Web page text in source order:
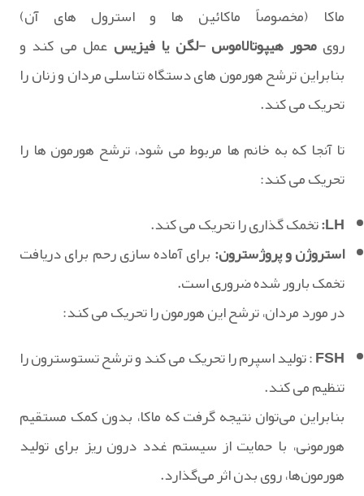
ماکا (مخصوصاً ماکائین ها و استرول های آن)
رویمحور هیپوتالاموس-لگنیافیزیس عمل می کند و
بنابراین ترشح هورمون های دستگاه تناسلی مردان و زنان را
تحریک می کند.
تا آنجا که به خانم ها مربوط می شود، ترشح هورمون ها را
تحریک می کند:
LH: تخمک گذاری را تحریک می کند.
استروژن و پروژسترون:برای آماده سازی رحم برای دریافت
تخمک بارور شده ضروری است.
در مورد مردان، ترشح این هورمون را تحریک می کند:
FSH: تولید اسپرم را تحریک می کند و ترشح تستوسترون را
تنظیم می کند.
بنابراین می‌توان نتیجه گرفت که ماکا، بدون کمک مستقیم
هورمونی، با حمایت از سیستم غدد درون ریز برای تولید
هورمون‌ها، روی بدن اثر می‌گذارد.